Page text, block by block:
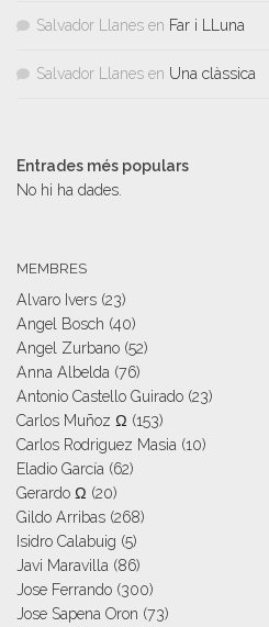
Salvador Llanes en Far i LLuna
Salvador Llanes en Una clàssica
Entrades més populars
No hi ha dades.
MEMBRES
Alvaro Ivers (23)
Angel Bosch (40)
Angel Zurbano (52)
Anna Albelda (76)
Antonio Castello Guirado (23)
Carlos Muñoz Ω (153)
Carlos Rodriguez Masia (10)
Eladio García (62)
Gerardo Ω (20)
Gildo Arribas (268)
Isidro Calabuig (5)
Javi Maravilla (86)
Jose Ferrando (300)
Jose Sapena Oron (73)